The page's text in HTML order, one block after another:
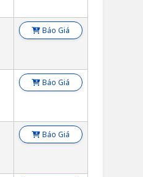
Báo Giá
Báo Giá
Báo Giá